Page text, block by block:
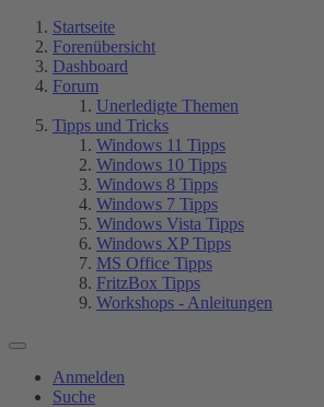
Startseite
Forenübersicht
Dashboard
Forum
Unerledigte Themen
Tipps und Tricks
Windows 11 Tipps
Windows 10 Tipps
Windows 8 Tipps
Windows 7 Tipps
Windows Vista Tipps
Windows XP Tipps
MS Office Tipps
FritzBox Tipps
Workshops - Anleitungen
Anmelden
Suche